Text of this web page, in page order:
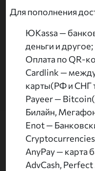
Для пополнения
ЮKassa —
деньги и другое;
Оплата по QR-
Cardlink —
карты(РФ и СНГ
Payeer —
Билайн,
Enot —
AnyPay — карта
AdvCash,